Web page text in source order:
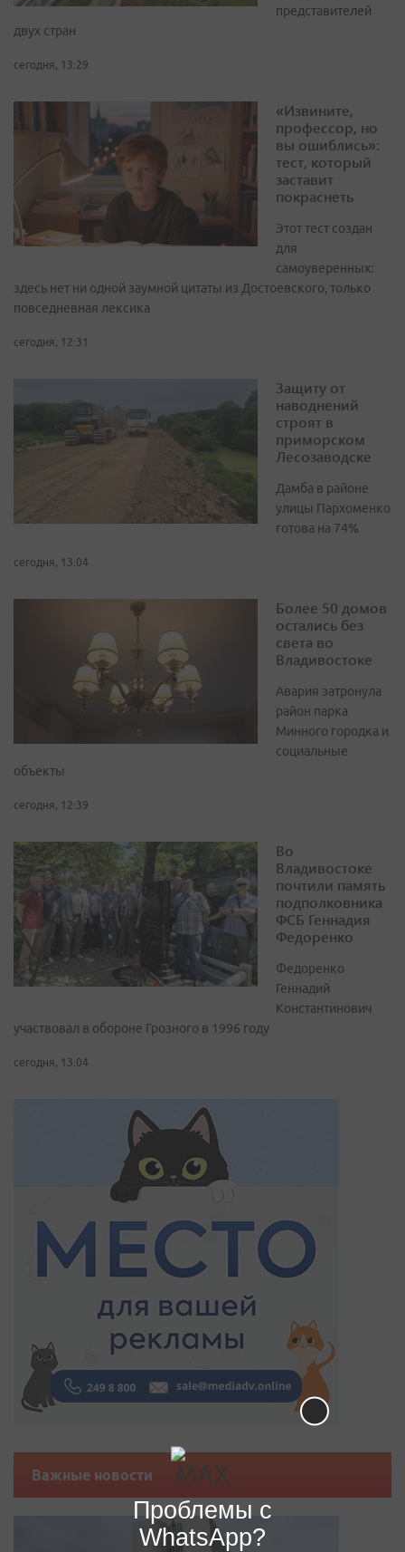
представителей
двух стран
сегодня, 13:29
«Извините,
профессор, но
вы ошиблись»:
тест, который
заставит
покраснеть
Этот тест создан
для
самоуверенных:
здесь нет ни одной заумной цитаты из Достоевского, только
повседневная лексика
сегодня, 12:31
Защиту от
наводнений
строят в
приморском
Лесозаводске
Дамба в районе
улицы Пархоменко
готова на 74%
сегодня, 13:04
Более 50 домов
остались без
света во
Владивостоке
Авария затронула
район парка
Минного городка и
социальные
объекты
сегодня, 12:39
Во
Владивостоке
почтили память
подполковника
ФСБ Геннадия
Федоренко
Федоренко
Геннадий
Константинович
участвовал в обороне Грозного в 1996 году
сегодня, 13:04
Важные новости
Проблемы с
WhatsApp?